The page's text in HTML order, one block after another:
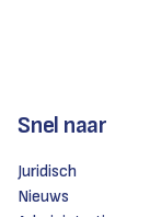
Snel naar
Juridisch
Nieuws